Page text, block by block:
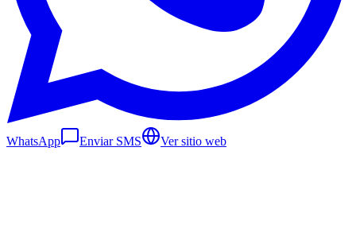
WhatsApp Enviar SMS Ver sitio web